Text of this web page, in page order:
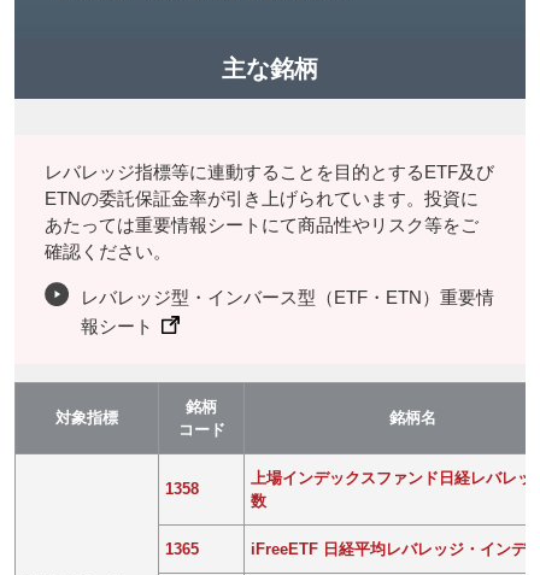
主な銘柄
レバレッジ指標等に連動することを目的とするETF及び
ETNの委託保証金率が引き上げられています。投資に
あたっては重要情報シートにて商品性やリスク等をご
確認ください。
レバレッジ型・インバース型（ETF・ETN）重要情
報シート
対象指標
銘柄
コード
銘柄名
1358
上場インデックスファンド日経レバレッ
数
1365 iFreeETF 日経平均レバレッジ・インデ